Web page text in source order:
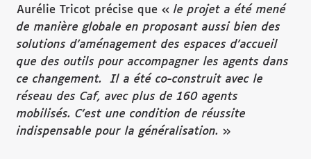
Aurélie Tricot précise que « le projet a été mené
de manière globale en proposant aussi bien des
solutions d’aménagement des espaces d’accueil
que des outils pour accompagner les agents dans
ce changement. Il a été co-construit avec le
réseau des Caf, avec plus de 160 agents
mobilisés. C’est une condition de réussite
indispensable pour la généralisation. »